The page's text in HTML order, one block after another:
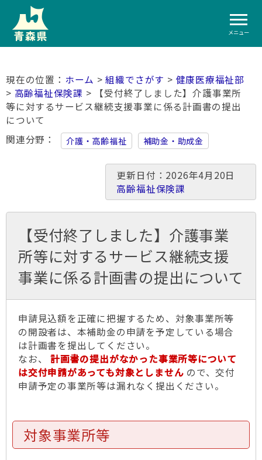
メニュー
ホーム >組織でさがす > 健康医療福祉部
> 高齢福祉保険課 > 【受付終了しました】介護事業所
等に対するサービス継続支援事業に係る計画書の提出
について
関連分野
介護・高齢福祉 補助金・助成金
更新日付：2026年4月20日
高齢福祉保険課
【受付終了しました】介護事業
所等に対するサービス継続支援
事業に係る計画書の提出について
申請見込額を正確に把握するため、対象事業所等
の開設者は、本補助金の申請を予定している場合
は計画書を提出してください。
なお、計画書の提出がなかった事業所等について
は交付申請があっても対象としません ので、交付
申請予定の事業所等は漏れなく提出ください。
対象事業所等